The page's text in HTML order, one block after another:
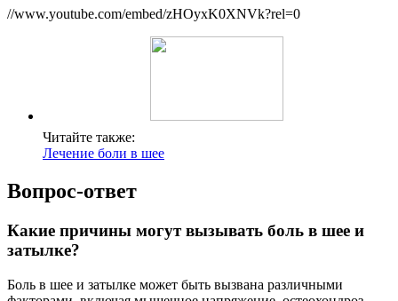
//www.youtube.com/embed/zHOyxK0XNVk?rel=0
Читайте также:
Лечение боли в шее
Вопрос-ответ
Какие причины могут вызывать боль в шее и
затылке?
Боль в шее и затылке может быть вызвана различными